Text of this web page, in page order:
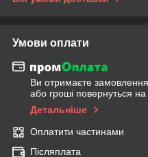
Умови оплати
Ви отримаєте замовлення
або гроші повернуться
Детальніше
Оплатити частинами
Післяплата